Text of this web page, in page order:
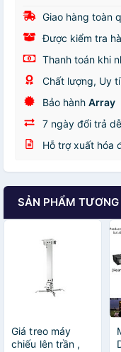
Giao hàng toàn
Được kiểm tra
Thanh toán khi
Chất lượng, Uy
Bảo hành Array
7 ngày đổi trả
Hỗ trợ xuất hóa
SẢN PHẨM
Giá treo máy
chiếu lên trần ,